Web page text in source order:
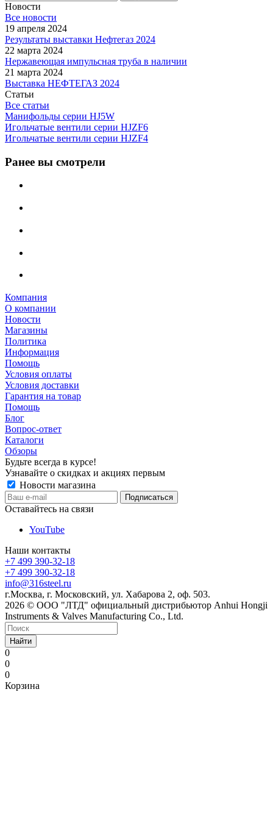
Новости
Все новости
19 апреля 2024
Результаты выставки Нефтегаз 2024
22 марта 2024
Нержавеющая импульсная труба в наличии
21 марта 2024
Выставка НЕФТЕГАЗ 2024
Статьи
Все статьи
Манифольды серии HJ5W
Игольчатые вентили серии HJZF6
Игольчатые вентили серии HJZF4
Ранее вы смотрели
Компания
О компании
Новости
Магазины
Политика
Информация
Помощь
Условия оплаты
Условия доставки
Гарантия на товар
Помощь
Блог
Вопрос-ответ
Каталоги
Обзоры
Будьте всегда в курсе!
Узнавайте о скидках и акциях первым
Новости магазина
Оставайтесь на связи
YouTube
Наши контакты
+7 499 390-32-18
+7 499 390-32-18
info@316steel.ru
г.Москва, г. Московский, ул. Хабарова 2, оф. 503.
2026 © ООО "ЛТД" официальный дистрибьютор Anhui Hongji
Instruments & Valves Manufacturing Co., Ltd.
Найти
0
0
0
Корзина